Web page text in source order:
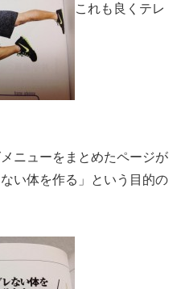
これも良くテレ
ニューをまとめたページが
い体を作る」という目的の